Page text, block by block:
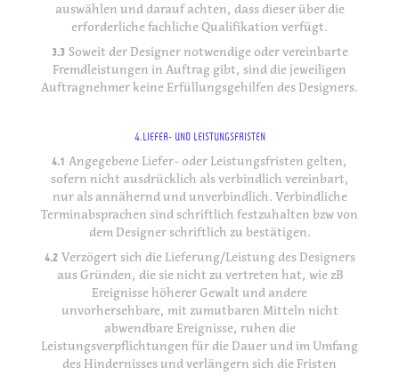
auswählen und darauf achten, dass dieser über die
erforderliche fachliche Qualifikation verfügt.
3.3 Soweit der Designer notwendige oder vereinbarte
Fremdleistungen in Auftrag gibt, sind die jeweiligen
Auftragnehmer keine Erfüllungsgehilfen des Designers.
4.LIEFER- UND LEISTUNGSFRISTEN
4.1 Angegebene Liefer- oder Leistungsfristen gelten,
sofern nicht ausdrücklich als verbindlich vereinbart,
nur als annähernd und unverbindlich. Verbindliche
Terminabsprachen sind schriftlich festzuhalten bzw von
dem Designer schriftlich zu bestätigen.
4.2 Verzögert sich die Lieferung/Leistung des Designers
aus Gründen, die sie nicht zu vertreten hat, wie zB
Ereignisse höherer Gewalt und andere
unvorhersehbare, mit zumutbaren Mitteln nicht
abwendbare Ereignisse, ruhen die
Leistungsverpflichtungen für die Dauer und im Umfang
des Hindernisses und verlängern sich die Fristen